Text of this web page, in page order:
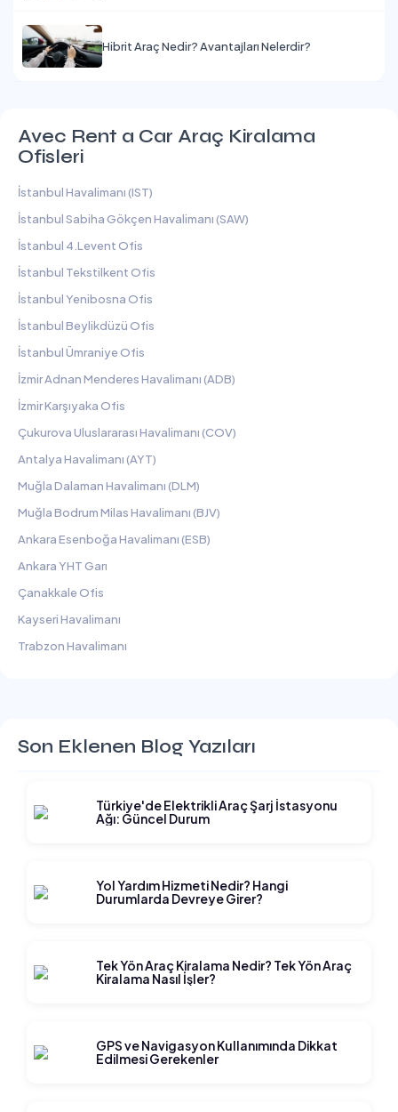
Hibrit Araç Nedir? Avantajları Nelerdir?
Avec Rent a Car Araç Kiralama
Ofisleri
İstanbul Havalimanı (IST)
İstanbul Sabiha Gökçen Havalimanı (SAW)
İstanbul 4.Levent Ofis
İstanbul Tekstilkent Ofis
İstanbul Yenibosna Ofis
İstanbul Beylikdüzü Ofis
İstanbul Ümraniye Ofis
İzmir Adnan Menderes Havalimanı (ADB)
İzmir Karşıyaka Ofis
Çukurova Uluslararası Havalimanı (COV)
Antalya Havalimanı (AYT)
Muğla Dalaman Havalimanı (DLM)
Muğla Bodrum Milas Havalimanı (BJV)
Ankara Esenboğa Havalimanı (ESB)
Ankara YHT Garı
Çanakkale Ofis
Kayseri Havalimanı
Trabzon Havalimanı
Son Eklenen Blog Yazıları
Türkiye'de Elektrikli Araç Şarj İstasyonu
Ağı: Güncel Durum
Yol Yardım Hizmeti Nedir? Hangi
Durumlarda Devreye Girer?
Tek Yön Araç Kiralama Nedir? Tek Yön Araç
Kiralama Nasıl İşler?
GPS ve Navigasyon Kullanımında Dikkat
Edilmesi Gerekenler